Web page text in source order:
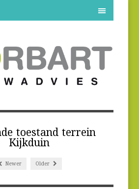
toestand terrein
Kijkduin
Newer Older